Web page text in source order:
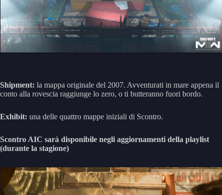
Shipment: la mappa originale del 2007. Avventurati in mare appena il
conto alla rovescia raggiunge lo zero, o ti butteranno fuori bordo.
Exhibit: una delle quattro mappe iniziali di Scontro.
Scontro AIC sarà disponibile negli aggiornamenti della playlist
(durante la stagione)